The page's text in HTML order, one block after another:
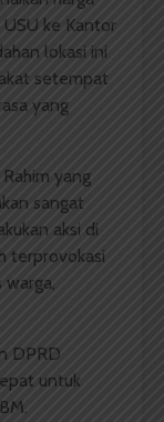
USU ke Kantor
lokasi ini
setempat
yang
yang
sangat
aksi di
terprovokasi
warga,
DPRD
untuk